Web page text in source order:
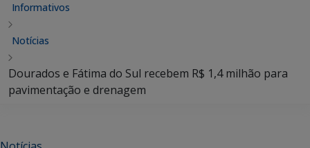
Informativos
Notícias
Dourados e Fátima do Sul recebem R$ 1,4 milhão para
pavimentação e drenagem